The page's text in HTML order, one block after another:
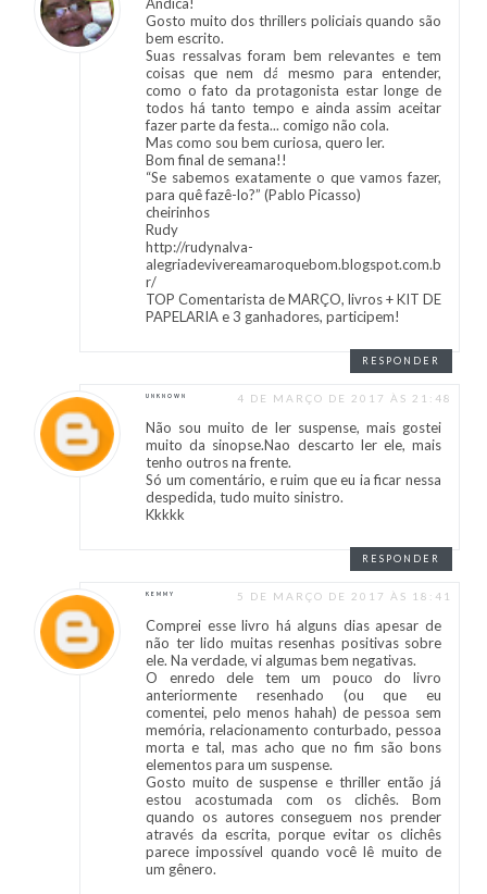
Gosto muito dos thrillers policiais quando são
bem escrito.
Suas ressalvas foram bem relevantes e tem
coisas que nem dá mesmo para entender,
como o fato da protagonista estar longe de
todos há tanto tempo e ainda assim aceitar
fazer parte da festa... comigo não cola.
Mas como sou bem curiosa, quero ler.
Bom final de semana!!
“Se sabemos exatamente o que vamos fazer,
para quê fazê-lo?” (Pablo Picasso)
cheirinhos
Rudy
http://rudynalva-
alegriadevivereamaroquebom.blogspot.com.b
r/
TOP Comentarista de MARÇO, livros + KIT DE
PAPELARIA e 3 ganhadores, participem!
RESPONDER
UNKNOWN 4 DE MARÇO DE 2017 ÀS 21:48
Não sou muito de ler suspense, mais gostei
muito da sinopse.Nao descarto ler ele, mais
tenho outros na frente.
Só um comentário, e ruim que eu ia ficar nessa
despedida, tudo muito sinistro.
Kkkkk
RESPONDER
KEMMY 5 DE MARÇO DE 2017 ÀS 18:41
Comprei esse livro há alguns dias apesar de
não ter lido muitas resenhas positivas sobre
ele. Na verdade, vi algumas bem negativas.
O enredo dele tem um pouco do livro
anteriormente resenhado (ou que eu
comentei, pelo menos hahah) de pessoa sem
memória, relacionamento conturbado, pessoa
morta e tal, mas acho que no fim são bons
elementos para um suspense.
Gosto muito de suspense e thriller então já
estou acostumada com os clichês. Bom
quando os autores conseguem nos prender
através da escrita, porque evitar os clichês
parece impossível quando você lê muito de
um gênero.